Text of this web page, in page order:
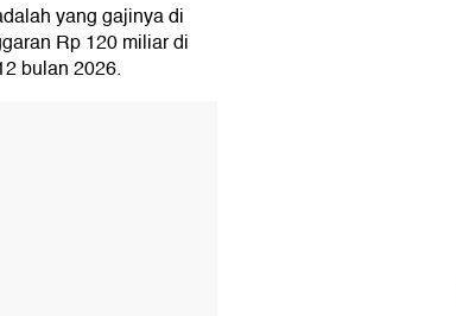
yang gajinya di
Rp 120 miliar di
bulan 2026.